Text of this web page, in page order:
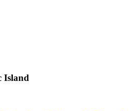
Island